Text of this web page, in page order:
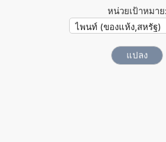
หน่วยเป้าหมาย: